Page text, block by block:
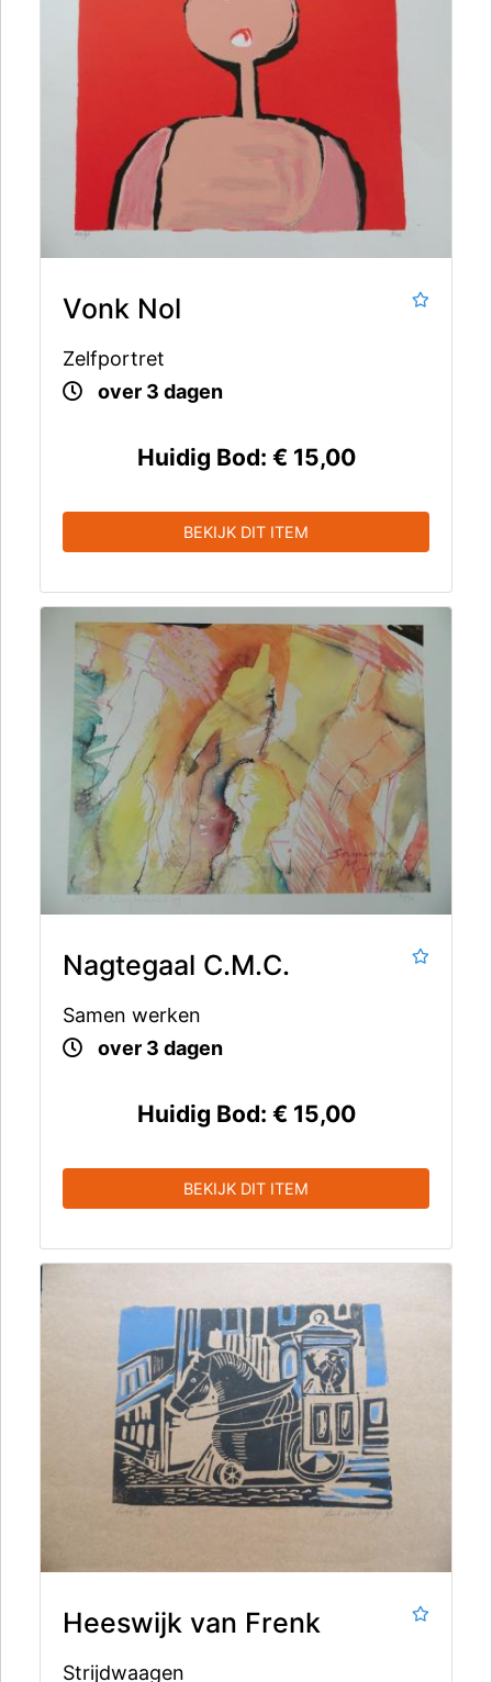
Vonk Nol
Zelfportret
over 3 dagen
Huidig Bod: € 15,00
BEKIJK DIT ITEM
Nagtegaal C.M.C.
Samen werken
over 3 dagen
Huidig Bod: € 15,00
BEKIJK DIT ITEM
Heeswijk van Frenk
Strijdwaagen